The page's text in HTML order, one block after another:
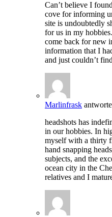
Can’t believe I
cove for informing
site is undoubtedly
for us in my
come back for new
information that I
and just couldn’t
Marlinfrask
headshots has
in our hobbies. In
myself with a thirty
hand snapping
subjects, and the
ocean city in the
relatives and I